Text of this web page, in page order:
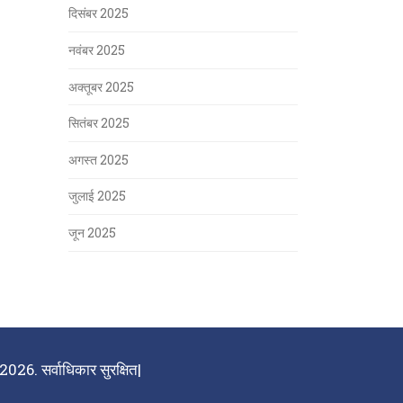
दिसंबर 2025
नवंबर 2025
अक्तूबर 2025
सितंबर 2025
अगस्त 2025
जुलाई 2025
जून 2025
सर्वाधिकार सुरक्षित|